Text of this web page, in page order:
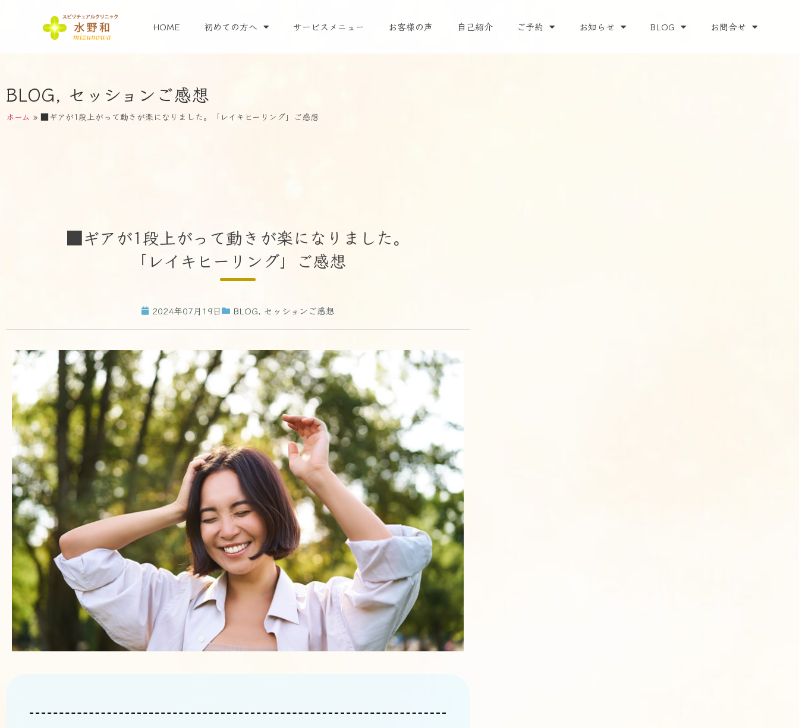
HOME 初めての方へ サービスメニュー お客様の声 自己紹介 ご予約 お知らせ BLOG お問合せ
BLOG, セッションご感想
ホーム » ■ギアが1段上がって動きが楽になりました。「レイキヒーリング」ご感想
■ギアが1段上がって動きが楽になりました。
「レイキヒーリング」ご感想
2024年07月19日 BLOG, セッションご感想